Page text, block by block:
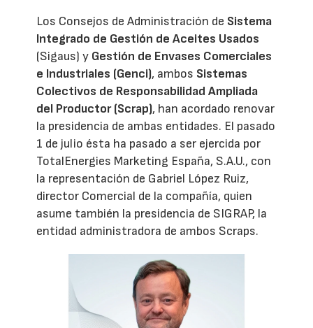
Los Consejos de Administración de Sistema
Integrado de Gestión de Aceites Usados
(Sigaus) y Gestión de Envases Comerciales
e Industriales (Genci), ambos Sistemas
Colectivos de Responsabilidad Ampliada
del Productor (Scrap), han acordado renovar
la presidencia de ambas entidades. El pasado
1 de julio ésta ha pasado a ser ejercida por
TotalEnergies Marketing España, S.A.U., con
la representación de Gabriel López Ruiz,
director Comercial de la compañía, quien
asume también la presidencia de SIGRAP, la
entidad administradora de ambos Scraps.